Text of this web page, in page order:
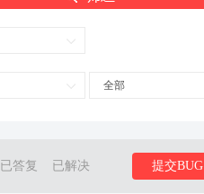
全部
已答复 已解决 提交BUG